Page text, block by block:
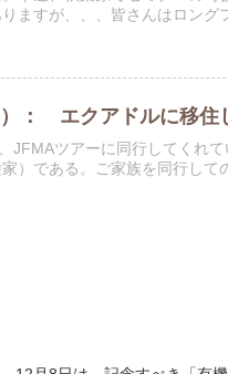
ますが、、、皆さんはロン
： エクアドルに移住
JFMAツアーに同行してくれ
）である。ご家族を同行し